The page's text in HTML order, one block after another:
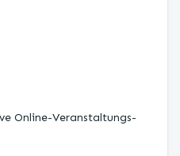
Online-Veranstaltungs-